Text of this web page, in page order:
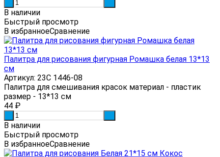
В наличии
Быстрый просмотр
В избранноеСравнение
Палитра для рисования фигурная Ромашка белая 13*13
см
Артикул: 23С 1446-08
Палитра для смешивания красок материал - пластик
размер - 13*13 см
44 ₽
В наличии
Быстрый просмотр
В избранноеСравнение